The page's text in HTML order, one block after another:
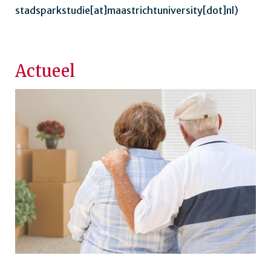
stadsparkstudie[at]maastrichtuniversity[dot]nl)
Actueel